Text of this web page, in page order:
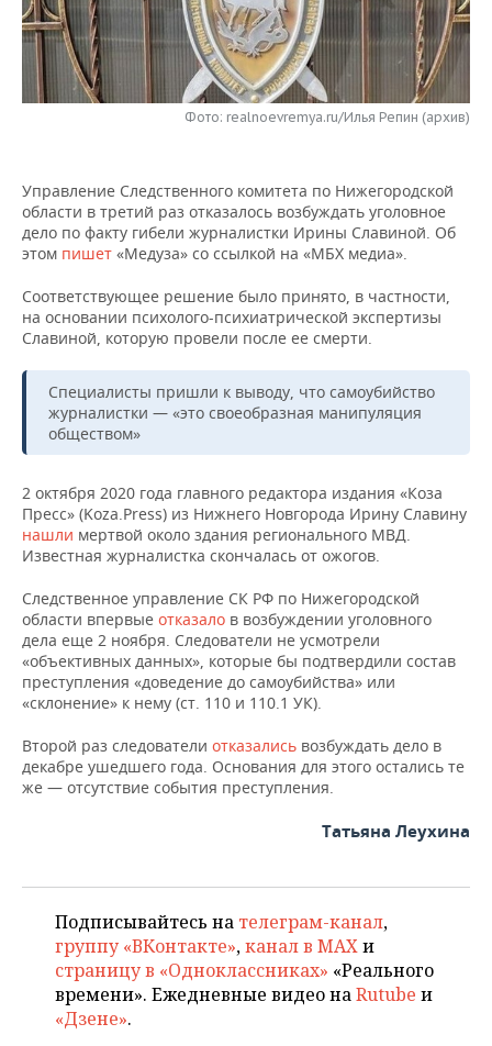
НЕФТЕХИМИЯ
НЕФТЬ
ОПК
РОЗНИЧНАЯ ТОРГОВЛЯ
ТРАНСПОРТ
НОВОСТИ ТЕХНОЛОГИЙ
IT
ТЕЛЕКОММУНИКАЦИИ
МЕРОПРИЯТИЯ
НОВОСТИ МЕРОПРИЯТИЙ
БИЗНЕС-БРАНЧИ
ONLINE-КОНФЕРЕНЦИИ
ОТКРЫТАЯ ЛЕКЦИЯ
СПОРТ
ФУТБОЛ
ХОККЕЙ
БАСКЕТБОЛ
ВОЛЕЙБОЛ
КИБЕРСПОРТ
ФИГУРНОЕ КАТАНИЕ
ВОДНЫЕ ВИДЫ СПОРТА
ХОККЕЙ С МЯЧОМ
НОВОСТИ ОБЩЕСТВА
ВЛАСТЬ
ИНФРАСТРУКТУРА
ИСТОРИЯ
КУЛЬТУРА
МЕДИЦИНА
ОБРАЗОВАНИЕ
ПРОИСШЕСТВИЯ
ФОТОГАЛЕРЕЯ
СЮЖЕТЫ
СПРАВОЧНИК
СПИСОК ПЕРСОН
СПИСОК КОМПАНИЙ
ПОЛНАЯ ВЕРСИЯ
Фото: realnoevremya.ru/Илья Репин (архив)
Управление Следственного комитета по Нижегородской
области в третий раз отказалось возбуждать уголовное
дело по факту гибели журналистки Ирины Славиной. Об
этом пишет «Медуза» со ссылкой на «МБХ медиа».
Соответствующее решение было принято, в частности,
на основании психолого-психиатрической экспертизы
Славиной, которую провели после ее смерти.
Специалисты пришли к выводу, что самоубийство
журналистки — «это своеобразная манипуляция
обществом»
2 октября 2020 года главного редактора издания «Коза
Пресс» (Koza.Press) из Нижнего Новгорода Ирину Славину
нашли мертвой около здания регионального МВД.
Известная журналистка скончалась от ожогов.
Следственное управление СК РФ по Нижегородской
области впервые отказало в возбуждении уголовного
дела еще 2 ноября. Следователи не усмотрели
«объективных данных», которые бы подтвердили состав
преступления «доведение до самоубийства» или
«склонение» к нему (ст. 110 и 110.1 УК).
Второй раз следователи отказались возбуждать дело в
декабре ушедшего года. Основания для этого остались те
же — отсутствие события преступления.
Татьяна Леухина
Подписывайтесь на телеграм-канал,
группу «ВКонтакте»,канал в MAXи
страницу в «Одноклассниках» «Реального
времени». Ежедневные видео наRutube и
«Дзене».